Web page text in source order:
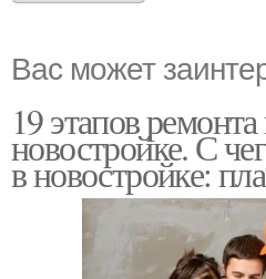
Вас может
19 этапов
новостройке. С
в новостройке: